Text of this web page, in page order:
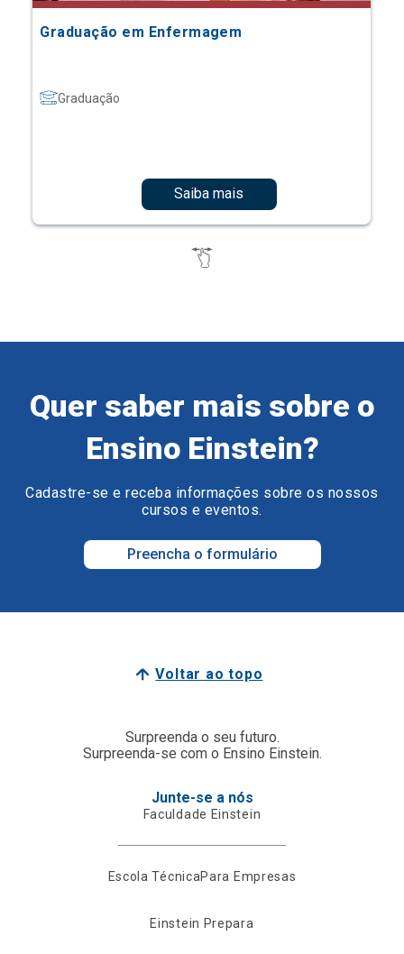
Graduação em Enfermagem
Graduação
Saiba mais
Quer saber mais sobre o
Ensino Einstein?
Cadastre-se e receba informações sobre os nossos
cursos e eventos.
Preencha o formulário
Voltar ao topo
Surpreenda o seu futuro.
Surpreenda-se com o Ensino Einstein.
Junte-se a nós
Faculdade Einstein
Escola TécnicaPara Empresas
Einstein Prepara